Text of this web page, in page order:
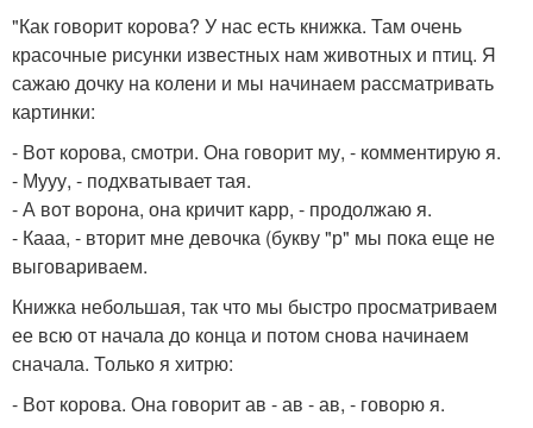
"Как говорит корова? У нас есть книжка. Там очень
красочные рисунки известных нам животных и птиц. Я
сажаю дочку на колени и мы начинаем рассматривать
картинки:
- Вот корова, смотри. Она говорит му, - комментирую я.
- Мууу, - подхватывает тая.
- А вот ворона, она кричит карр, - продолжаю я.
- Кааа, - вторит мне девочка (букву "р" мы пока еще не
выговариваем.
Книжка небольшая, так что мы быстро просматриваем
ее всю от начала до конца и потом снова начинаем
сначала. Только я хитрю:
- Вот корова. Она говорит ав - ав - ав, - говорю я.